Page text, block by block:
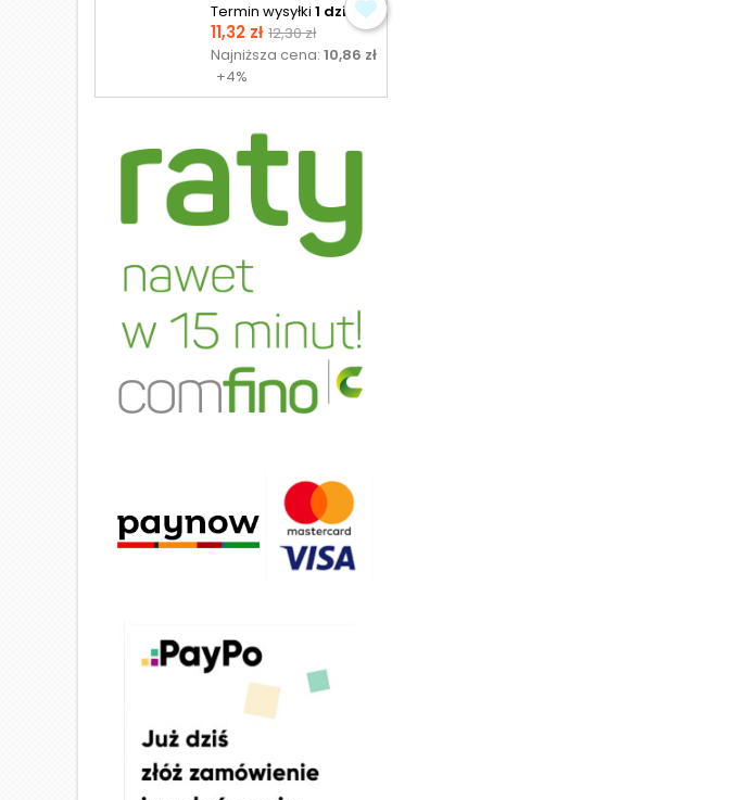
Termin wysyłki 1 dzień
Cena
11,32 zł Cena
podstawowa
12,30 zł
Najniższa cena:10,86 zł
+4%